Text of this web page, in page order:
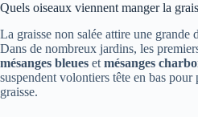
Quels oiseaux viennent manger la
La graisse non salée attire une grande
Dans de nombreux jardins, les
mésanges bleues et mésanges
suspendent volontiers tête en bas
graisse.